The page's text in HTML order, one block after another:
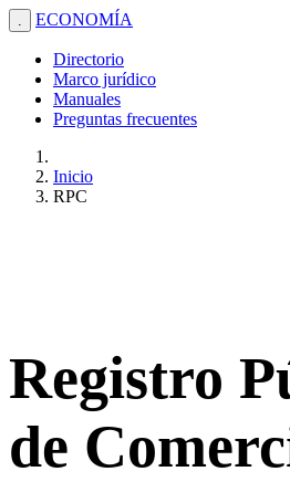
. ECONOMÍA
Directorio
Marco jurídico
Manuales
Preguntas frecuentes
Inicio
RPC
Registro
de